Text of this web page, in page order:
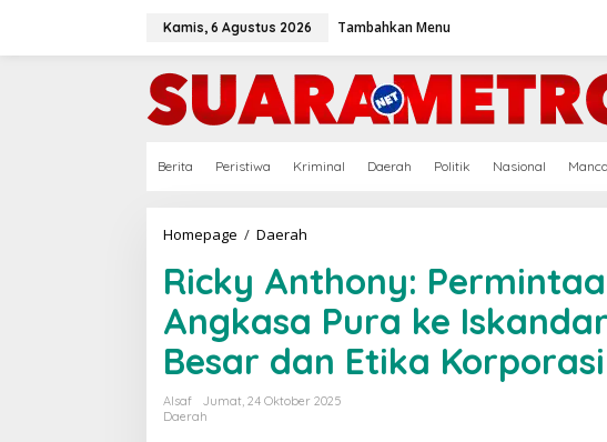
Kamis, 6 Agustus 2026 Tambahkan Menu
Berita Peristiwa Kriminal Daerah Politik Nasional
Homepage / Daerah
Permintaan
Maaf
Garuda
dan
Angkasa
Pura
ke
Ricky Anthony:
Angkasa Pura ke
Besar dan Etika
Alsaf
Jumat, 24 Oktober 2025
Daerah